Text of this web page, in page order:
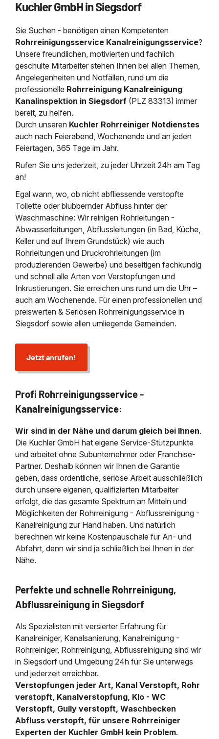
Kanalreinigung
Kanalinspektion
Grubenentleerung
24h Notdienst
Kosten Preise
Wasserhaltung
Entleerung und Reinigung
Grubenentleerung und
Sickerschacht Reinigung
Abfallzwischenlager
Austausch von
Geschosssandfang
Fettabscheider
Saugbagger / LuftförderanlageSaugbagger für Tiefbau
Saugbagger und Pumpen
Fermenter-Entleerung
Regenrückhaltebecken
Entschlammung
Trockensaugen von
etc.
Weitere Services mit
Heizung / Sanitär
Tiefbau
Unternehmen
Zertifikate /
Stellenangebote
Kontakt
Kuchler GmbH in Siegsdorf
Sie Suchen - benötigen einen Kompetenten
Rohrreinigungsservice Kanalreinigungsservice?
Unsere freundlichen, motivierten und fachlich
geschulte Mitarbeiter stehen Ihnen bei allen Themen,
Angelegenheiten und Notfällen, rund um die
professionelle Rohrreinigung Kanalreinigung
Kanalinspektion in Siegsdorf (PLZ 83313) immer
bereit, zu helfen.
Durch unseren Kuchler Rohrreiniger Notdienstes
auch nach Feierabend, Wochenende und an jeden
Feiertagen, 365 Tage im Jahr.
Rufen Sie uns jederzeit, zu jeder Uhrzeit 24h am Tag
an!
Egal wann, wo, ob nicht abfliessende verstopfte
Toilette oder blubbernder Abfluss hinter der
Waschmaschine: Wir reinigen Rohrleitungen -
Abwasserleitungen, Abflussleitungen (in Bad, Küche,
Keller und auf Ihrem Grundstück) wie auch
Rohrleitungen und Druckrohrleitungen (im
produzierenden Gewerbe) und beseitigen fachkundig
und schnell alle Arten von Verstopfungen und
Inkrustierungen. Sie erreichen uns rund um die Uhr –
auch am Wochenende. Für einen professionellen und
preiswerten & Seriösen Rohrreinigungsservice in
Siegsdorf sowie allen umliegende Gemeinden.
Jetzt anrufen!
Profi Rohrreinigungsservice -
Kanalreinigungsservice:
Wir sind in der Nähe und darum gleich bei Ihnen.
Die Kuchler GmbH hat eigene Service-Stützpunkte
und arbeitet ohne Subunternehmer oder Franchise-
Partner. Deshalb können wir Ihnen die Garantie
geben, dass ordentliche, seriöse Arbeit ausschließlich
durch unsere eigenen, qualifizierten Mitarbeiter
erfolgt, die das gesamte Spektrum an Mitteln und
Möglichkeiten der Rohrreinigung - Abflussreinigung -
Kanalreinigung zur Hand haben. Und natürlich
berechnen wir keine Kostenpauschale für An- und
Abfahrt, denn wir sind ja schließlich bei Ihnen in der
Nähe.
Perfekte und schnelle Rohrreinigung,
Abflussreinigung in Siegsdorf
Als Spezialisten mit versierter Erfahrung für
Kanalreiniger, Kanalsanierung, Kanalreinigung -
Rohrreiniger, Rohrreinigung, Abflussreinigung sind wir
in Siegsdorf und Umgebung 24h für Sie unterwegs
und jederzeit erreichbar.
Verstopfungen jeder Art, Kanal Verstopft, Rohr
verstopft, Kanalverstopfung, Klo - WC
Verstopft, Gully verstopft, Waschbecken
Abfluss verstopft, für unsere Rohrreiniger
Experten der Kuchler GmbH kein Problem.